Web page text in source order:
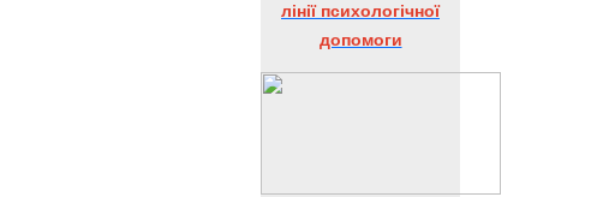
лінії психологічної
допомоги